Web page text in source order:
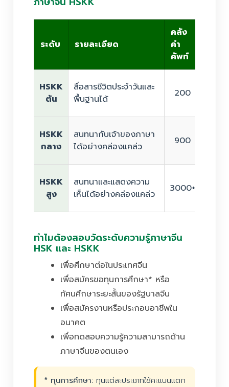
ระดับ รายละเอียด
คลัง
คำ
ศัพท์
HSKK
ต้น
สื่อสารชีวิตประจำวันและ
พื้นฐานได้
200
HSKK
กลาง
สนทนากับเจ้าของภาษา
ได้อย่างคล่องแคล่ว
900
HSKK
สูง
สนทนาและแสดงความ
เห็นได้อย่างคล่องแคล่ว
3000+
ทำไมต้องสอบวัดระดับความรู้ภาษาจีน
HSK และ HSKK
เพื่อศึกษาต่อในประเทศจีน
เพื่อสมัครขอทุนการศึกษา* หรือ
ทัศนศึกษาระยะสั้นของรัฐบาลจีน
เพื่อสมัครงานหรือประกอบอาชีพใน
อนาคต
เพื่อทดสอบความรู้ความสามารถด้าน
ภาษาจีนของตนเอง
* ทุนการศึกษา: ทุนแต่ละประเภทใช้คะแนนแตก